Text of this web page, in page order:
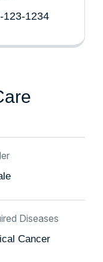
123-1234
Diseases
Cancer